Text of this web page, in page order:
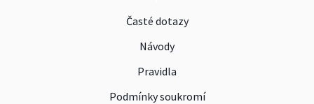
Časté dotazy
Návody
Pravidla
Podmínky soukromí